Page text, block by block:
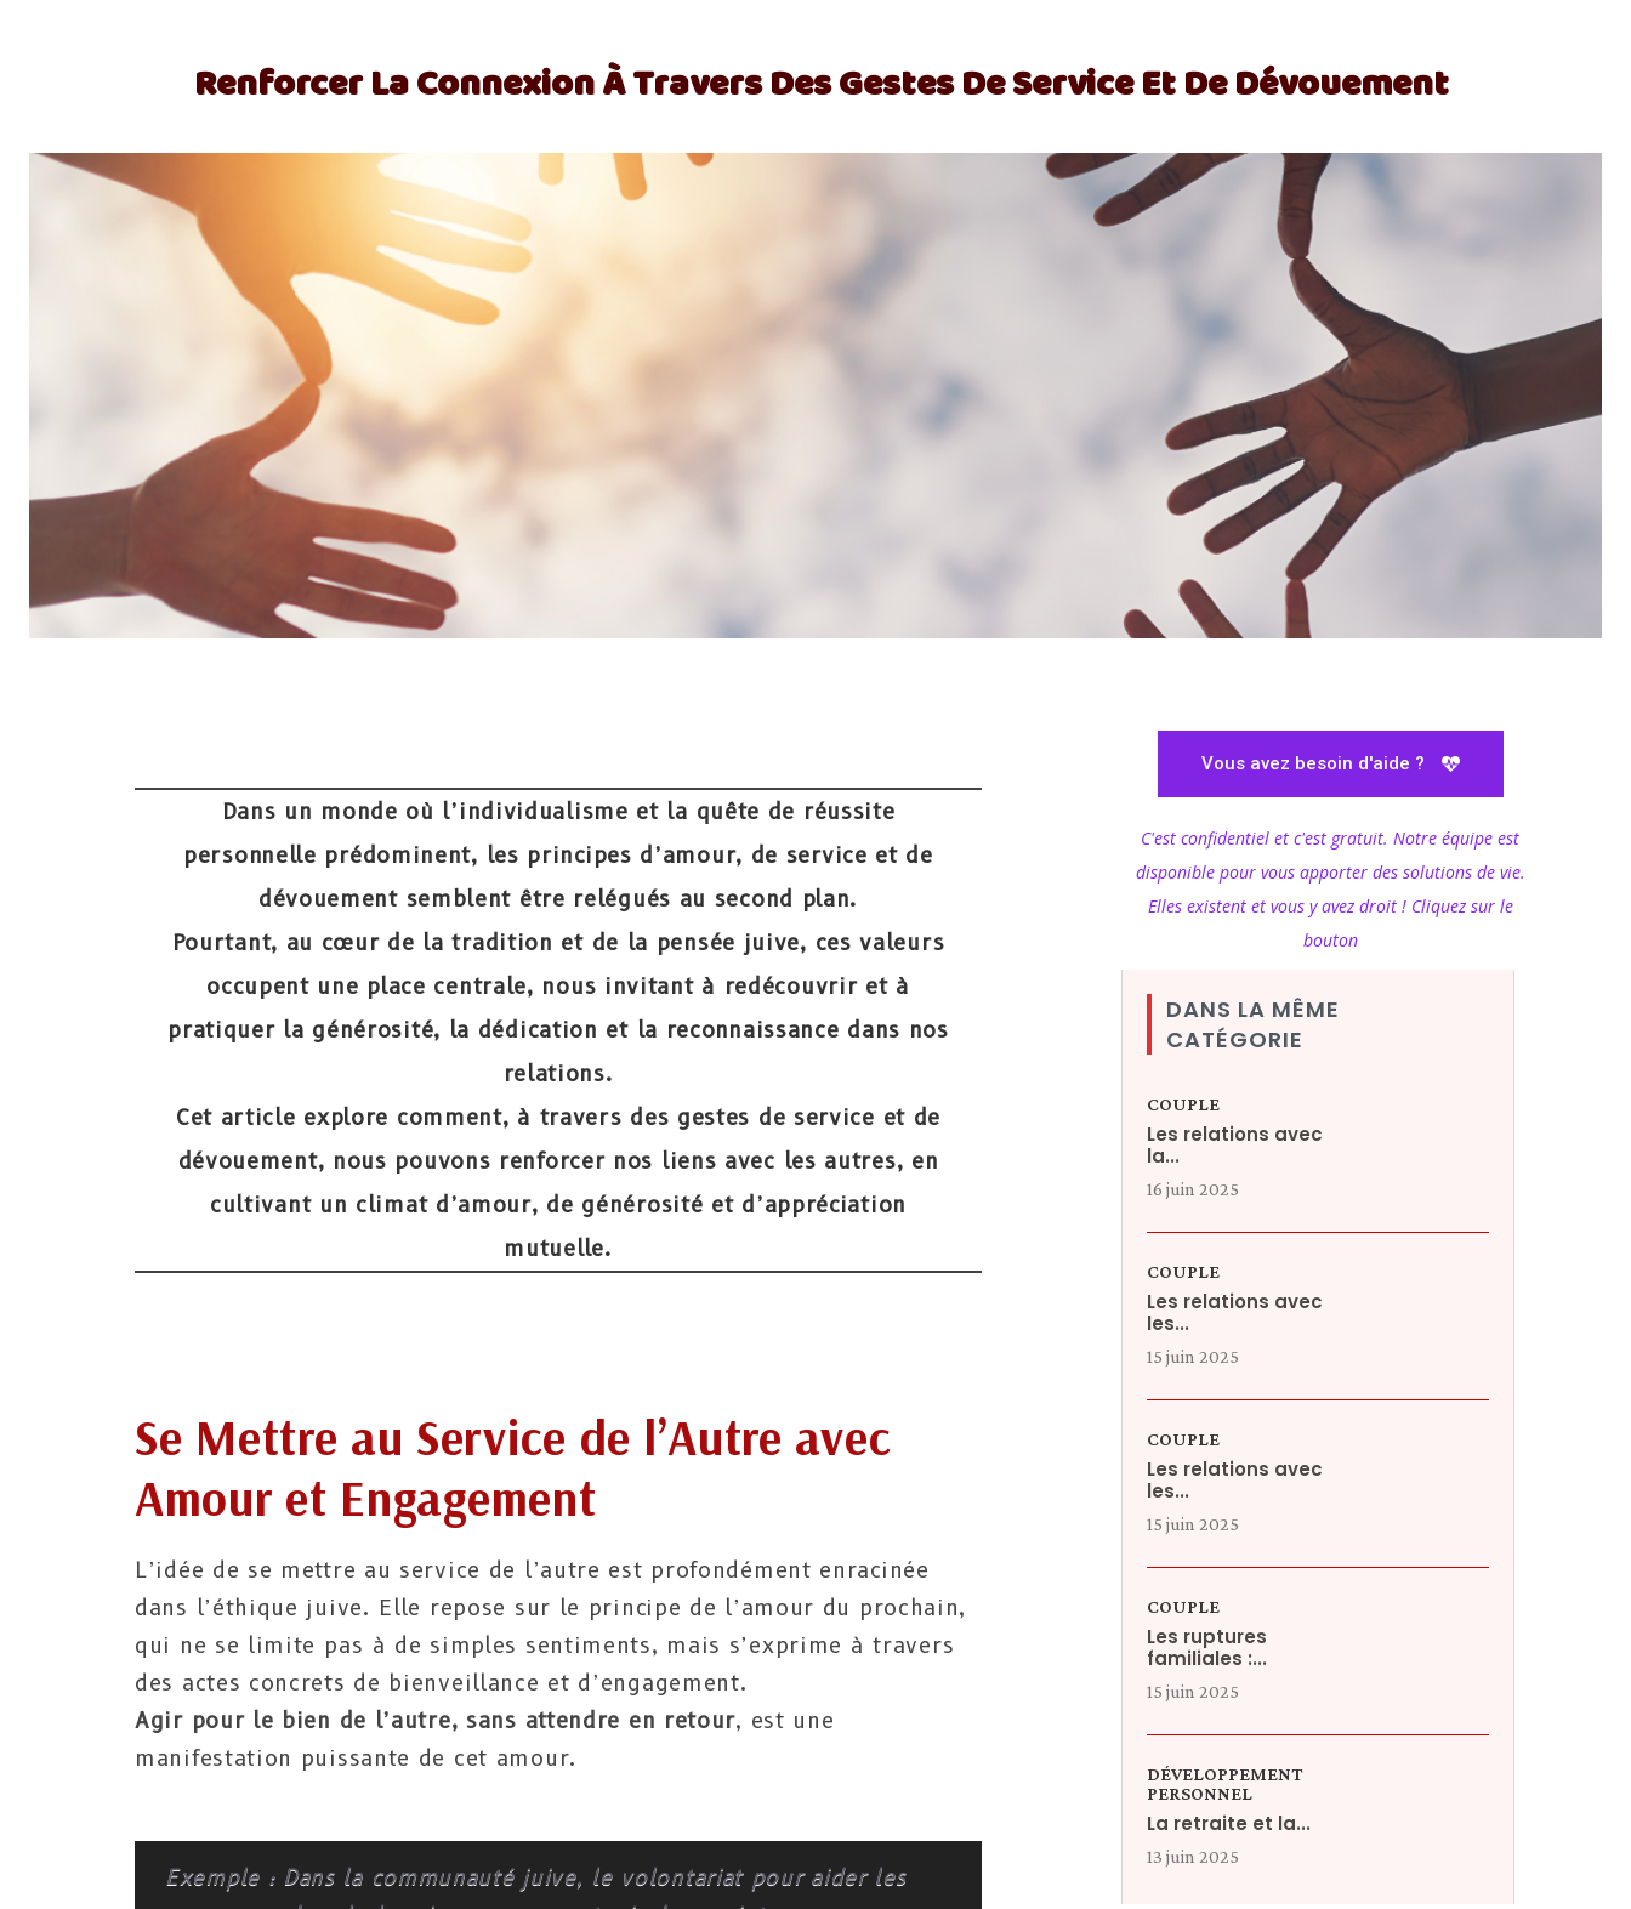
Renforcer La Connexion À Travers Des Gestes De Service Et De Dévouement
Dans un monde où l’individualisme et la quête de réussite
personnelle prédominent, les principes d’amour, de service et de
dévouement semblent être relégués au second plan.
Pourtant, au cœur de la tradition et de la pensée juive, ces valeurs
occupent une place centrale, nous invitant à redécouvrir et à
pratiquer la générosité, la dédication et la reconnaissance dans nos
relations.
Cet article explore comment, à travers des gestes de service et de
dévouement, nous pouvons renforcer nos liens avec les autres, en
cultivant un climat d’amour, de générosité et d’appréciation
mutuelle.
Se Mettre au Service de l’Autre avec
Amour et Engagement
L’idée de se mettre au service de l’autre est profondément enracinée
dans l’éthique juive. Elle repose sur le principe de l’amour du prochain,
qui ne se limite pas à de simples sentiments, mais s’exprime à travers
des actes concrets de bienveillance et d’engagement.
Agir pour le bien de l’autre, sans attendre en retour, est une
manifestation puissante de cet amour.
Exemple : Dans la communauté juive, le volontariat pour aider les
Vous avez besoin d'aide ?
C'est confidentiel et c'est gratuit. Notre équipe est
disponible pour vous apporter des solutions de vie.
Elles existent et vous y avez droit ! Cliquez sur le
bouton
DANS LA MÊME
CATÉGORIE
COUPLE
Les relations avec
la...
16 juin 2025
COUPLE
Les relations avec
les...
15 juin 2025
COUPLE
Les relations avec
les...
15 juin 2025
COUPLE
Les ruptures
familiales :...
15 juin 2025
DÉVELOPPEMENT
PERSONNEL
La retraite et la...
13 juin 2025